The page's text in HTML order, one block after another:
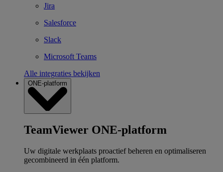
Jira
Salesforce
Slack
Microsoft Teams
Alle integraties bekijken
ONE-platform
TeamViewer ONE-platform
Uw digitale werkplaats proactief beheren en optimaliseren
gecombineerd in één platform.